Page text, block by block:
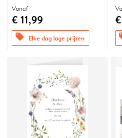
Vanaf
€ 11,99
offers Elke dag lage prijzen